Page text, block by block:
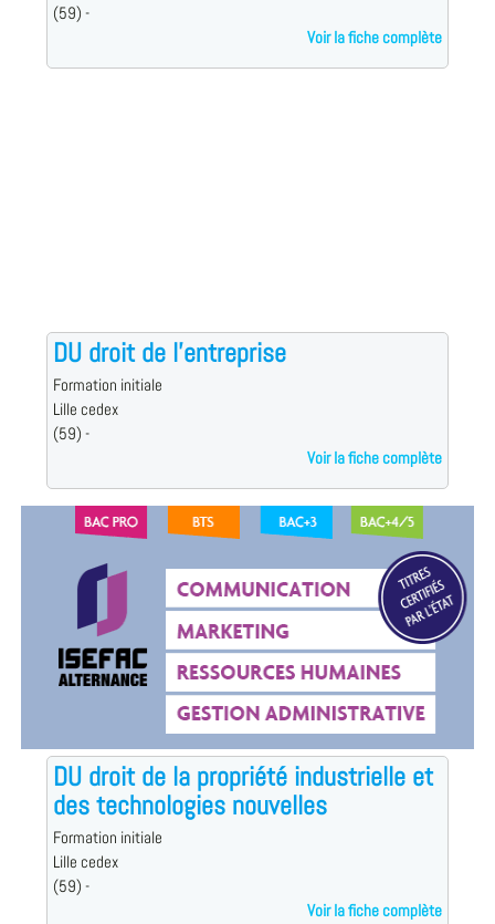
(59) -
Voir la fiche complète
DU droit de l'entreprise
Formation initiale
Lille cedex
(59) -
Voir la fiche complète
DU droit de la propriété industrielle et
des technologies nouvelles
Formation initiale
Lille cedex
(59) -
Voir la fiche complète